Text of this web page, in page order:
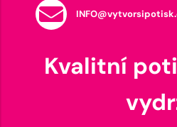
Kvalitní